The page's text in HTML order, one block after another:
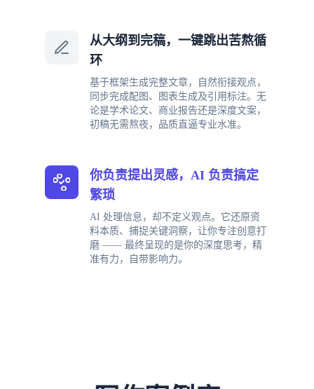
从大纲到完稿，一键跳出苦熬循
环
基于框架生成完整文章，自然衔接观点，
同步完成配图、图表生成及引用标注。无
论是学术论文、商业报告还是深度文案，
初稿无需熬夜，品质直逼专业水准。
你负责提出灵感，AI 负责搞定
繁琐
AI 处理信息，却不定义观点。它还原资
料本质、捕捉关键洞察，让你专注创意打
磨 —— 最终呈现的是你的深度思考，精
准有力，自带影响力。